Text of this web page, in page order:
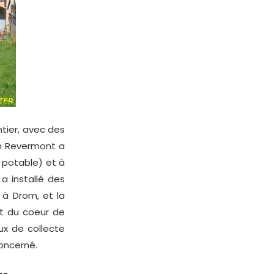
avec des
Revermont a
potable) et à
installé des
Drom, et la
du coeur de
de collecte